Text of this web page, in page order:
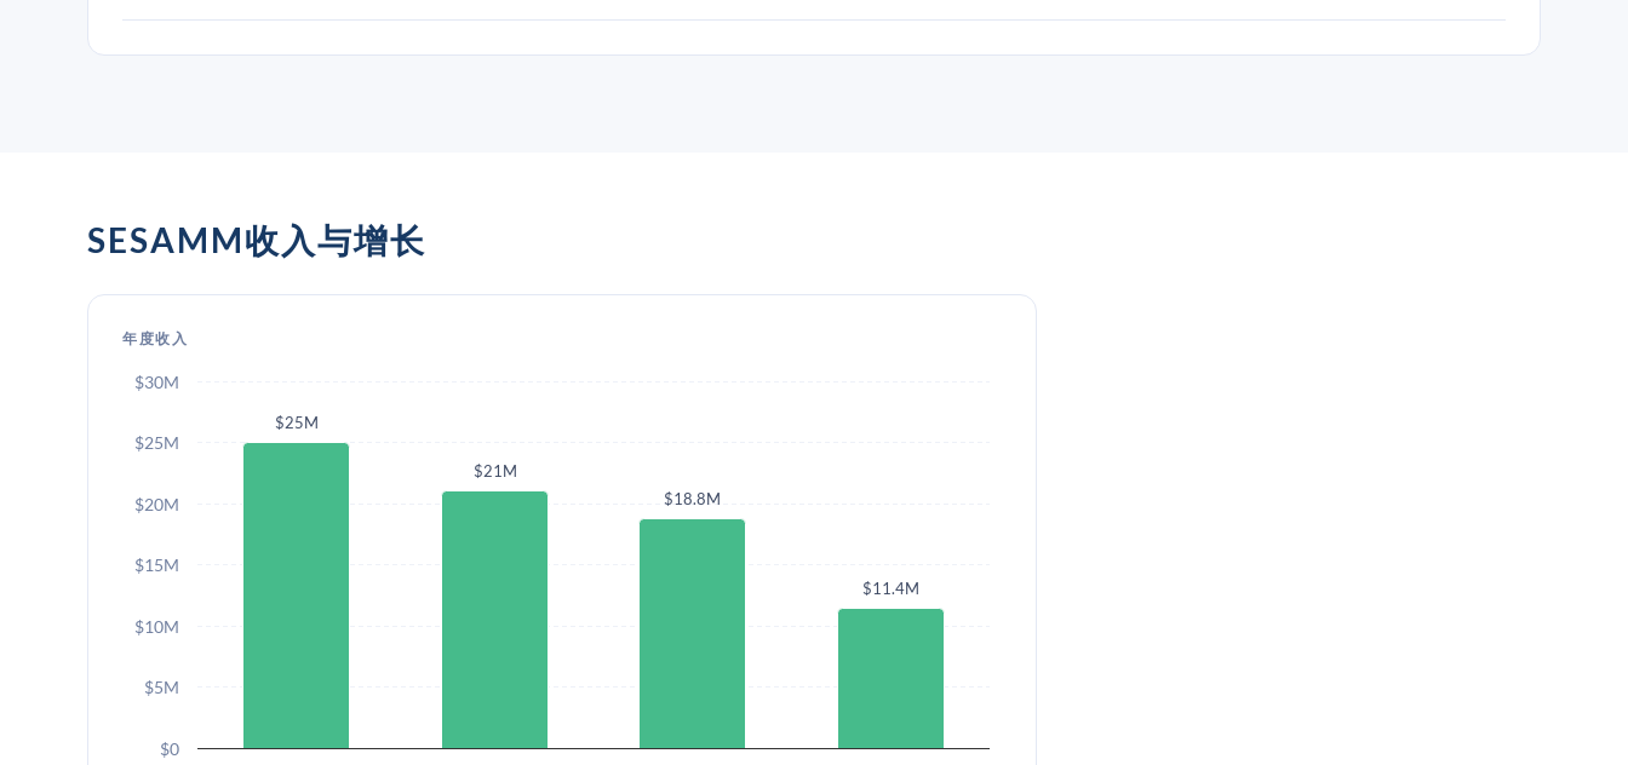
SESAMM收入与增长
年度收入
$25M
$21M
$18.8M
$11.4M
$0
$5M
$10M
$15M
$20M
$25M
$30M